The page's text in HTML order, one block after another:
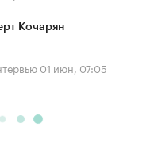
Кочарян
01 июн, 07:05